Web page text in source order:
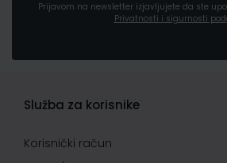
Prijavom na newsletter izjavljujete da ste
Privatnosti i sigurnosti
Služba za korisnike
Korisnički račun